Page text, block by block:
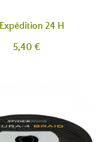
Expédition 24 H
Prix
5,40 €